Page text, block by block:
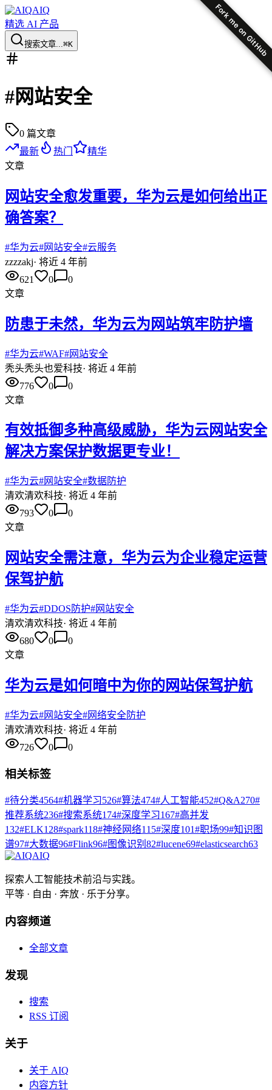
Fork me on GitHub
AIQ
精选 AI 产品
搜索文章...⌘K
#网站安全
0 篇文章
最新
热门
精华
文章
网站安全愈发重要，华为云是如何给出正
确答案？
#华为云#网站安全#云服务
zzzzakj· 将近 4 年前
621
0
0
文章
防患于未然，华为云为网站筑牢防护墙
#华为云#WAF#网站安全
秃头秃头也爱科技· 将近 4 年前
776
0
0
文章
有效抵御多种高级威胁，华为云网站安全
解决方案保护数据更专业！
#华为云#网站安全#数据防护
清欢清欢科技· 将近 4 年前
793
0
0
文章
网站安全需注意，华为云为企业稳定运营
保驾护航
#华为云#DDOS防护#网站安全
清欢清欢科技· 将近 4 年前
680
0
0
文章
华为云是如何暗中为你的网站保驾护航
#华为云#网站安全#网络安全防护
清欢清欢科技· 将近 4 年前
726
0 0
相关标签
#待分类4564#机器学习526#算法474#人工智能452#Q&A270#
推荐系统236#搜索系统174#深度学习167#高并发
132#ELK128#spark118#神经网络115#深度101#职场99#知识图
谱97#大数据96#Flink96#图像识别 82#lucene69#elasticsearch63
AIQ
探索人工智能技术前沿与实践。
平等 · 自由 · 奔放 · 乐于分享。
内容频道
全部文章
发现
搜索
RSS 订阅
关于
关于 AIQ
内容方针